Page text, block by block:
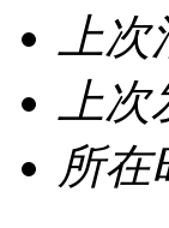
上
上
所在